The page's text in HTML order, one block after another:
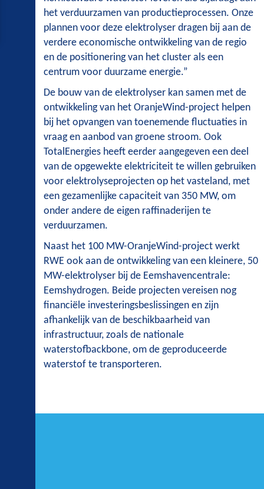
het verduurzamen van productieprocessen. Onze
plannen voor deze elektrolyser dragen bij aan de
verdere economische ontwikkeling van de regio
en de positionering van het cluster als een
centrum voor duurzame energie.”
De bouw van de elektrolyser kan samen met de
ontwikkeling van het OranjeWind-project helpen
bij het opvangen van toenemende fluctuaties in
vraag en aanbod van groene stroom. Ook
TotalEnergies heeft eerder aangegeven een deel
van de opgewekte elektriciteit te willen gebruiken
voor elektrolyseprojecten op het vasteland, met
een gezamenlijke capaciteit van 350 MW, om
onder andere de eigen raffinaderijen te
verduurzamen.
Naast het 100 MW-OranjeWind-project werkt
RWE ook aan de ontwikkeling van een kleinere, 50
MW-elektrolyser bij de Eemshavencentrale:
Eemshydrogen. Beide projecten vereisen nog
financiële investeringsbeslissingen en zijn
afhankelijk van de beschikbaarheid van
infrastructuur, zoals de nationale
waterstofbackbone, om de geproduceerde
waterstof te transporteren.